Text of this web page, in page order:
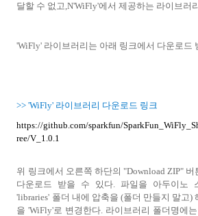
달할 수 없고,N'WiFly'에서 제공하는 라이브러
'WiFly' 라이브러리는 아래 링크에서 다운로드
>> 'WiFly' 라이브러리 다운로드 링크
https://github.com/sparkfun/
ree/V_1.0.1
위 링크에서 오른쪽 하단의 "Download ZIP"
다운로드 받을 수 있다. 파일을 아두이노
'libraries' 폴더 내에 압축을 (폴더 만들지 말고)
을 'WiFly'로 변경한다. 라이브러리 폴더명에